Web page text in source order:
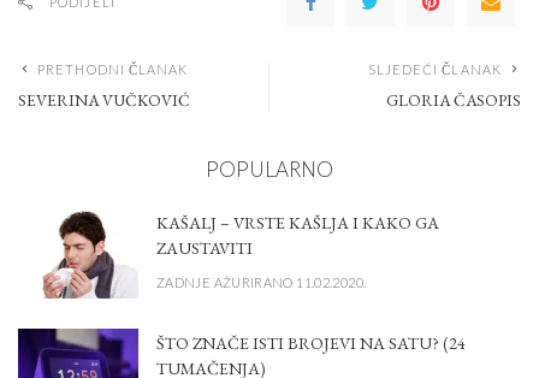
PRETHODNI ČLANAK
SEVERINA VUČKOVIĆ
SLJEDEĆI ČLANAK
GLORIA ČASOPIS
POPULARNO
KAŠALJ – VRSTE KAŠLJA I KAKO GA
ZAUSTAVITI
ZADNJE AŽURIRANO 11.02.2020.
ŠTO ZNAČE ISTI BROJEVI NA SATU? (24
TUMAČENJA)